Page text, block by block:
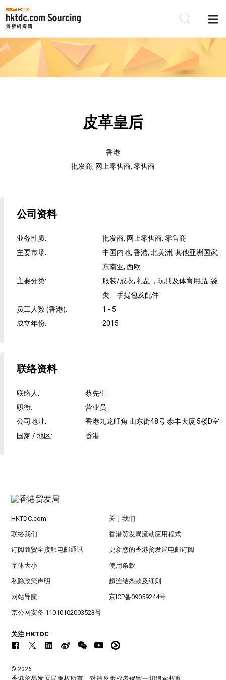
皮革皇后
香港
批发商, 网上零售商, 零售商
公司资料
业务性质:
批发商, 网上零售商, 零售商
主要市场:
中国内地, 香港, 北美洲, 其他亚洲国家,
东南亚, 西欧
主要分类:
服装/成衣, 礼品，玩具及体育用品, 袋
类、手提包及配件
员工人数 (香港):
1 - 5
成立年份: 2015
联络资料
联络人:
蔡先生
职衔:
营业员
公司地址:
香港九龙旺角 山东街48号 泰丰大厦 5楼D室
国家 / 地区: 香港
HKTDC.com 关于我们
联络我们 香港贸发局流动应用程式
订阅商贸全接触电邮通讯 更新您的香港贸发局电邮订阅
字体大小 使用条款
私隐政策声明 超连结条款及细则
网站导航 京ICP备09059244号
京公网安备 11010102003523号
关注 HKTDC
© 2026